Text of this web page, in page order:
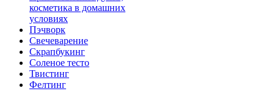
косметика в домашних
условиях
Пэчворк
Свечеварение
Скрапбукинг
Соленое тесто
Твистинг
Фелтинг